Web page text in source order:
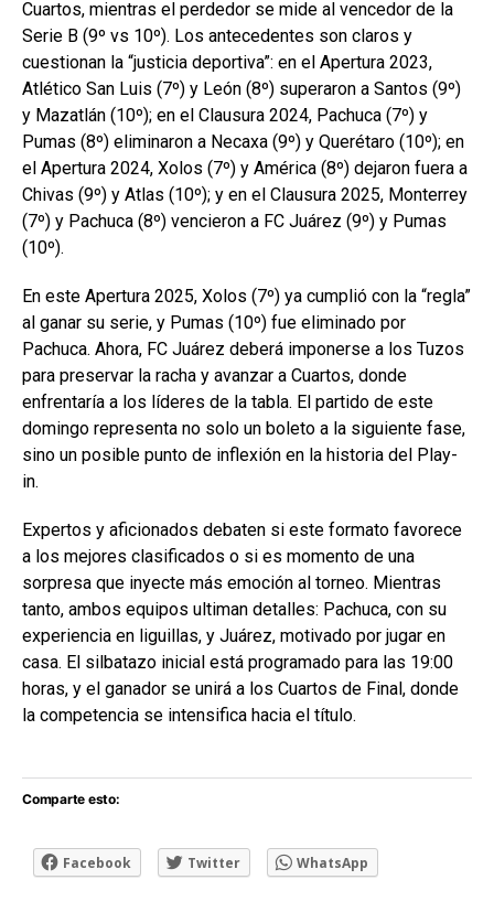
Cuartos, mientras el perdedor se mide al vencedor de la
Serie B (9º vs 10º). Los antecedentes son claros y
cuestionan la “justicia deportiva”: en el Apertura 2023,
Atlético San Luis (7º) y León (8º) superaron a Santos (9º)
y Mazatlán (10º); en el Clausura 2024, Pachuca (7º) y
Pumas (8º) eliminaron a Necaxa (9º) y Querétaro (10º); en
el Apertura 2024, Xolos (7º) y América (8º) dejaron fuera a
Chivas (9º) y Atlas (10º); y en el Clausura 2025, Monterrey
(7º) y Pachuca (8º) vencieron a FC Juárez (9º) y Pumas
(10º).
En este Apertura 2025, Xolos (7º) ya cumplió con la “regla”
al ganar su serie, y Pumas (10º) fue eliminado por
Pachuca. Ahora, FC Juárez deberá imponerse a los Tuzos
para preservar la racha y avanzar a Cuartos, donde
enfrentaría a los líderes de la tabla. El partido de este
domingo representa no solo un boleto a la siguiente fase,
sino un posible punto de inflexión en la historia del Play-
in.
Expertos y aficionados debaten si este formato favorece
a los mejores clasificados o si es momento de una
sorpresa que inyecte más emoción al torneo. Mientras
tanto, ambos equipos ultiman detalles: Pachuca, con su
experiencia en liguillas, y Juárez, motivado por jugar en
casa. El silbatazo inicial está programado para las 19:00
horas, y el ganador se unirá a los Cuartos de Final, donde
la competencia se intensifica hacia el título.
Comparte esto:
Facebook Twitter WhatsApp